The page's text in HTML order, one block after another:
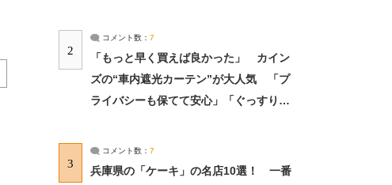
2
コメント数： 7
「もっと早く買えば良かった」 カイン
ズの“車内遮光カーテン”が大人気 「プ
ライバシーも保てて安心」「ぐっすり眠
3
コメント数： 7
兵庫県の「ケーキ」の名店10選！ 一番